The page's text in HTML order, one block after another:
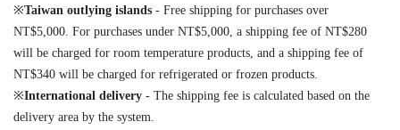
※Taiwan outlying islands - Free shipping for purchases over
NT$5,000. For purchases under NT$5,000, a shipping fee of NT$280
will be charged for room temperature products, and a shipping fee of
NT$340 will be charged for refrigerated or frozen products.
※International delivery - The shipping fee is calculated based on the
delivery area by the system.